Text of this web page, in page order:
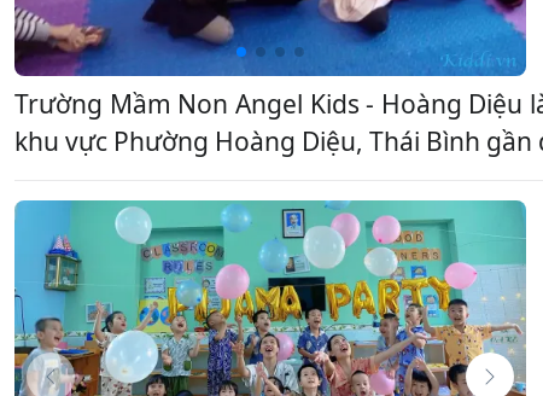
Trường Mầm Non Angel Kids - Hoàng
khu vực Phường Hoàng Diệu, Thái Bình